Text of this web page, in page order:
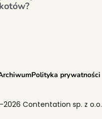
Polityka prywatności
Contentation sp. z o.o.